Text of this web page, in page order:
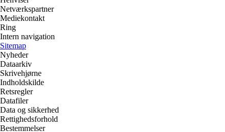
Netværkspartner
Mediekontakt
Ring
Intern navigation
Sitemap
Nyheder
Dataarkiv
Skrivehjørne
Indholdskilde
Retsregler
Datafiler
Data og sikkerhed
Rettighedsforhold
Bestemmelser